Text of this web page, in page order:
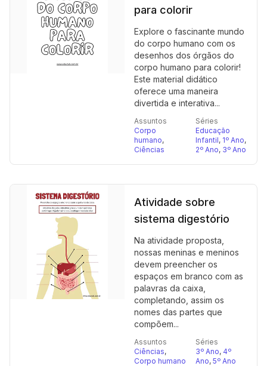
para colorir
Explore o fascinante mundo
do corpo humano com os
desenhos dos órgãos do
corpo humano para colorir!
Este material didático
oferece uma maneira
divertida e interativa...
Assuntos
Corpo
humano,
Ciências
Séries
Educação
Infantil, 1º Ano,
2º Ano, 3º Ano
Atividade sobre
sistema digestório
Na atividade proposta,
nossas meninas e meninos
devem preencher os
espaços em branco com as
palavras da caixa,
completando, assim os
nomes das partes que
compõem...
Assuntos
Ciências,
Corpo humano
Séries
3º Ano, 4º
Ano, 5º Ano